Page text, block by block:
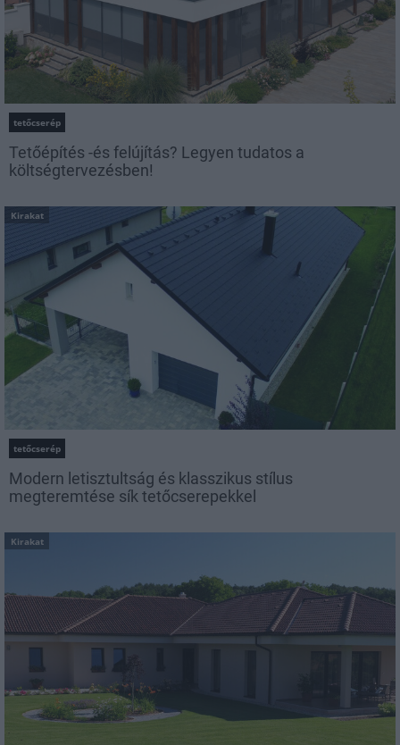
tetőcserép
Tetőépítés -és felújítás? Legyen tudatos a
költségtervezésben!
Kirakat
tetőcserép
Modern letisztultság és klasszikus stílus
megteremtése sík tetőcserepekkel
Kirakat